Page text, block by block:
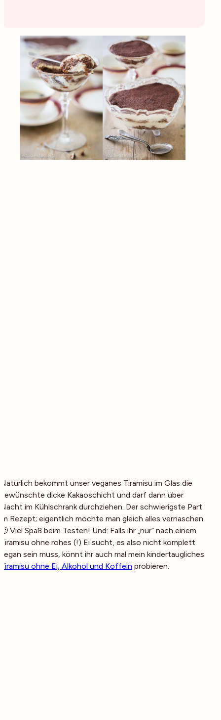
Natürlich bekommt unser veganes Tiramisu im Glas die
gewünschte dicke Kakaoschicht und darf dann über
Nacht im Kühlschrank durchziehen. Der schwierigste Part
im Rezept; eigentlich möchte man gleich alles vernaschen
🙂 Viel Spaß beim Testen! Und: Falls ihr „nur“ nach einem
Tiramisu ohne rohes (!) Ei sucht, es also nicht komplett
vegan sein muss, könnt ihr auch mal mein kindertaugliches
Tiramisu ohne Ei, Alkohol und Koffein probieren.